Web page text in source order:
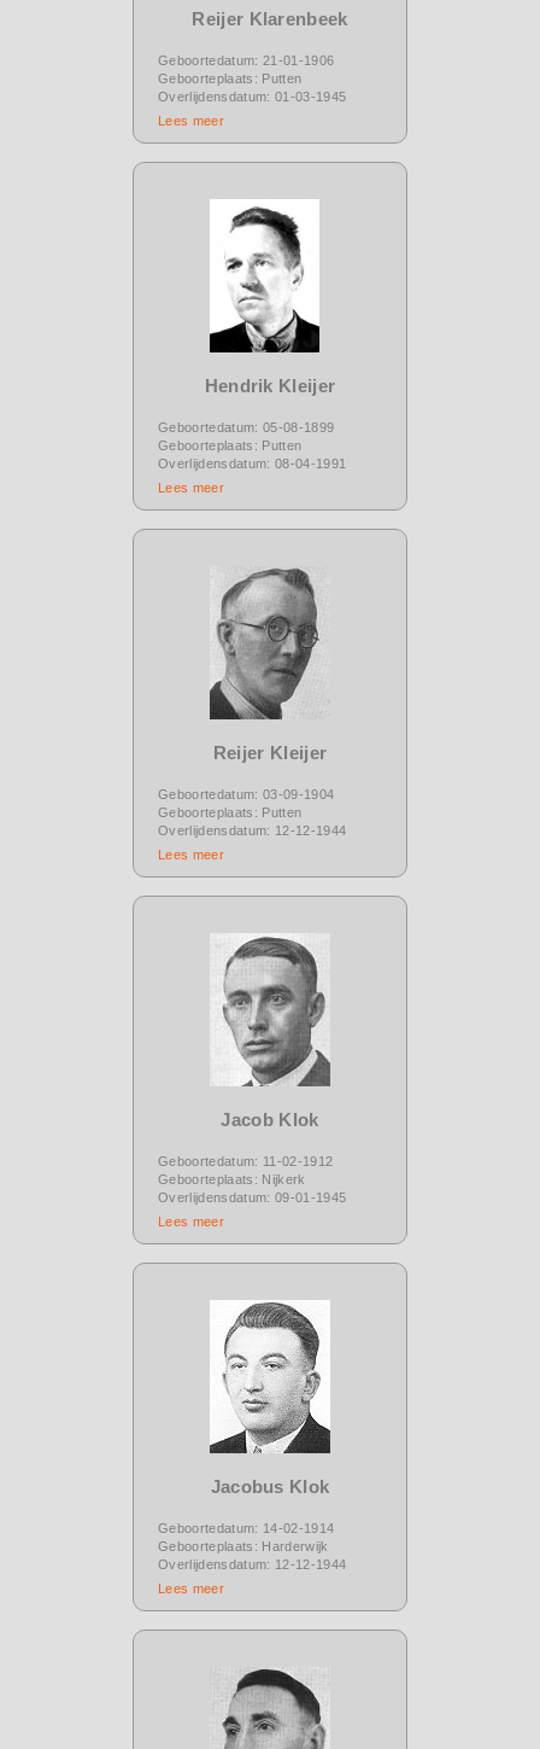
Reijer Klarenbeek
Geboortedatum: 21-01-1906
Geboorteplaats: Putten
Overlijdensdatum: 01-03-1945
Lees meer
Hendrik Kleijer
Geboortedatum: 05-08-1899
Geboorteplaats: Putten
Overlijdensdatum: 08-04-1991
Lees meer
Reijer Kleijer
Geboortedatum: 03-09-1904
Geboorteplaats: Putten
Overlijdensdatum: 12-12-1944
Lees meer
Jacob Klok
Geboortedatum: 11-02-1912
Geboorteplaats: Nijkerk
Overlijdensdatum: 09-01-1945
Lees meer
Jacobus Klok
Geboortedatum: 14-02-1914
Geboorteplaats: Harderwijk
Overlijdensdatum: 12-12-1944
Lees meer